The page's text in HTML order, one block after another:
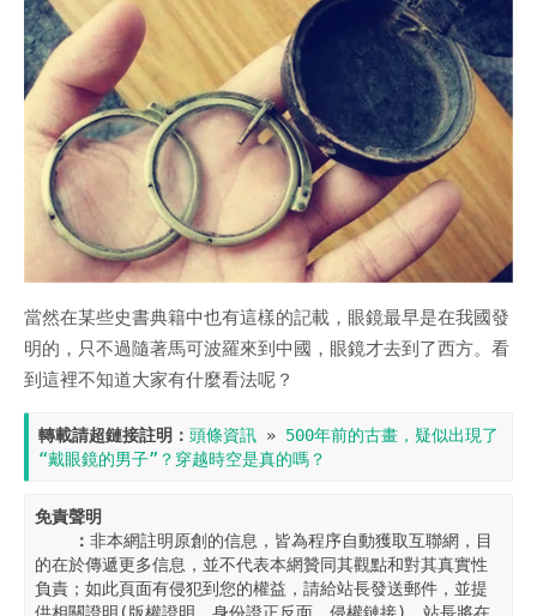
當然在某些史書典籍中也有這樣的記載，眼鏡最早是在我國發
明的，只不過隨著馬可波羅來到中國，眼鏡才去到了西方。看
到這裡不知道大家有什麼看法呢？
轉載請超鏈接註明： 頭條資訊 » 500年前的古畫，疑似出現了
“戴眼鏡的男子”？穿越時空是真的嗎？
免責聲明
    ：
非本網註明原創的信息，皆為程序自動獲取互聯網，目
的在於傳遞更多信息，並不代表本網贊同其觀點和對其真實性
負責；如此頁面有侵犯到您的權益，請給站長發送郵件，並提